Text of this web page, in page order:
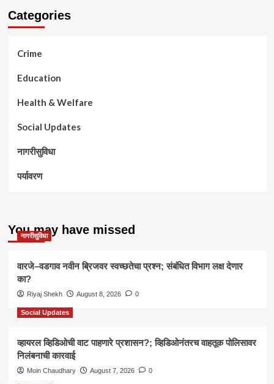
Categories
Crime
Education
Health & Welfare
Social Updates
नागरीसुविधा
पर्यावरण
You may have missed
नागरीसुविधा
वारजे–वडगाव नवीन ब्रिजवर स्वच्छतेचा प्रश्न; संबंधित विभाग लक्ष देणार
का?
Riyaj Shekh August 8, 2026 0
Social Updates
व्हायरल व्हिडिओची वाट पाहणारे प्रशासन?; व्हिडिओनंतरच वाहतूक पोलिसावर
निलंबनाची कारवाई
Moin Chaudhary August 7, 2026 0